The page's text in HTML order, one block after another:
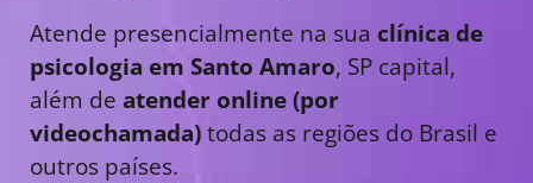
Atende presencialmente na sua clínica de
psicologia em Santo Amaro, SP capital,
além de atender online (por
videochamada)todas as regiões do Brasil e
outros países.